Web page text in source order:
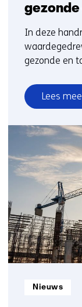
In deze
gezonde en
Lees
over
gezonde
Informatietype:
Nieuws